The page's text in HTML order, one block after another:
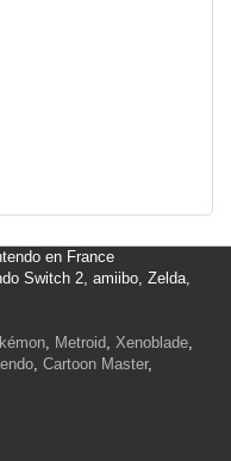
en France
Switch 2, amiibo, Zelda,
, Metroid, Xenoblade,
, Cartoon Master,